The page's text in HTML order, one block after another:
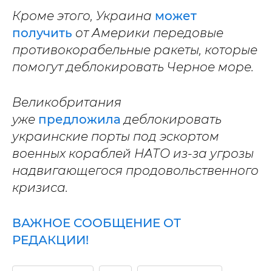
Кроме этого, Украина может
получить от Америки передовые
противокорабельные ракеты, которые
помогут деблокировать Черное море.
Великобритания
уже предложиладеблокировать
украинские порты под эскортом
военных кораблей НАТО из-за угрозы
надвигающегося продовольственного
кризиса.
ВАЖНОЕ СООБЩЕНИЕ ОТ
РЕДАКЦИИ!